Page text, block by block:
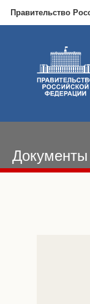
Правительство
Документы